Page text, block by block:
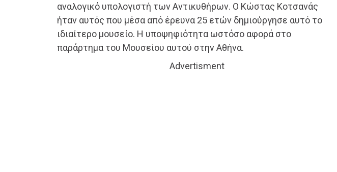
αναλογικό υπολογιστή των Αντικυθήρων. Ο Κώστας Κοτσανάς
ήταν αυτός που μέσα από έρευνα 25 ετών δημιούργησε αυτό το
ιδιαίτερο μουσείο. Η υποψηφιότητα ωστόσο αφορά στο
παράρτημα του Μουσείου αυτού στην Αθήνα.
Advertisment